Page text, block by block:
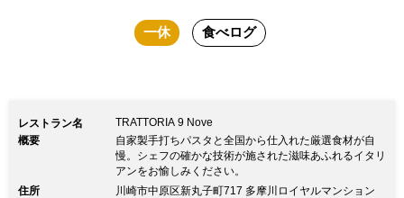
一休 食べログ
レストラン名
TRATTORIA 9 Nove
概要
自家製手打ちパスタと全国から仕入れた厳選食材が自
慢。シェフの確かな技術が施された滋味あふれるイタリ
アンをお愉しみください。
住所
川崎市中原区新丸子町717 多摩川ロイヤルマンション